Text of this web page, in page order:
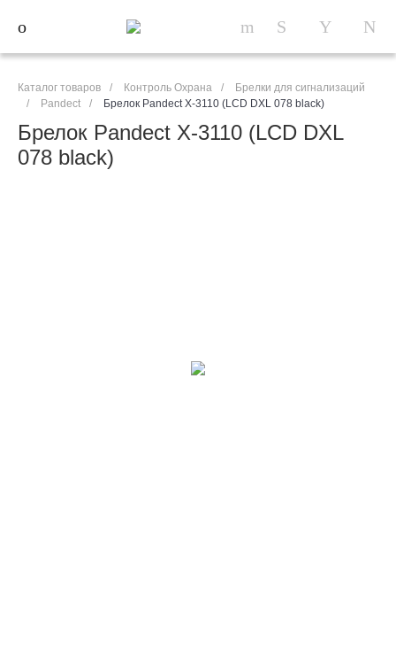
Каталог товаров / Контроль Охрана /
Брелки для сигнализаций
/
Pandect / Брелок Pandect X-3110 (LCD DXL 078 black)
Брелок Pandect X-3110 (LCD DXL
078 black)